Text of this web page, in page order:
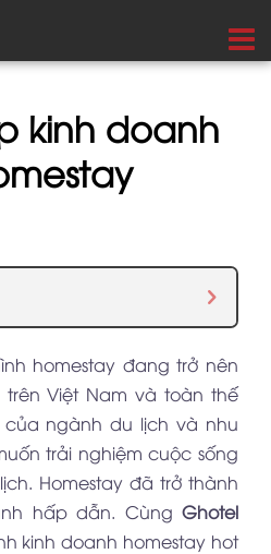
kinh doanh
homestay đang trở nên
Việt Nam và toàn thế
của ngành du lịch và nhu
trải nghiệm cuộc sống
Homestay đã trở thành
hấp dẫn. Cùng Ghotel
kinh doanh homestay hot